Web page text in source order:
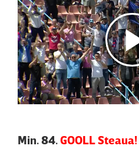
Min. 84. GOOLL Steaua!